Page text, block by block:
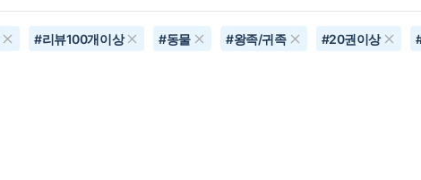
#리뷰100개이상 #동물 #왕족/귀족 #20권이상